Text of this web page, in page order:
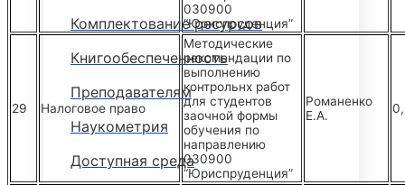
Комплектование ресурсов
Книгообеспеченность
Преподавателям
Наукометрия
Доступная среда
030900
“Юриспруденция”
29 Налоговое право
Методические
рекомендации по
выполнению
контрольнх работ
для студентов
заочной формы
обучения по
направлению
030900
“Юриспруденция”
Романенко
Е.А.